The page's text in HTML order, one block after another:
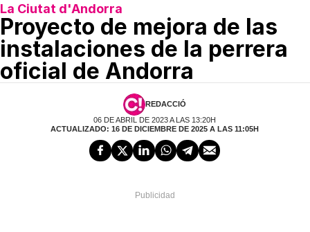
La Ciutat d'Andorra
Proyecto de mejora de las
instalaciones de la perrera
oficial de Andorra
REDACCIÓ
06 DE ABRIL DE 2023 A LAS 13:20H
ACTUALIZADO: 16 DE DICIEMBRE DE 2025 A LAS 11:05H